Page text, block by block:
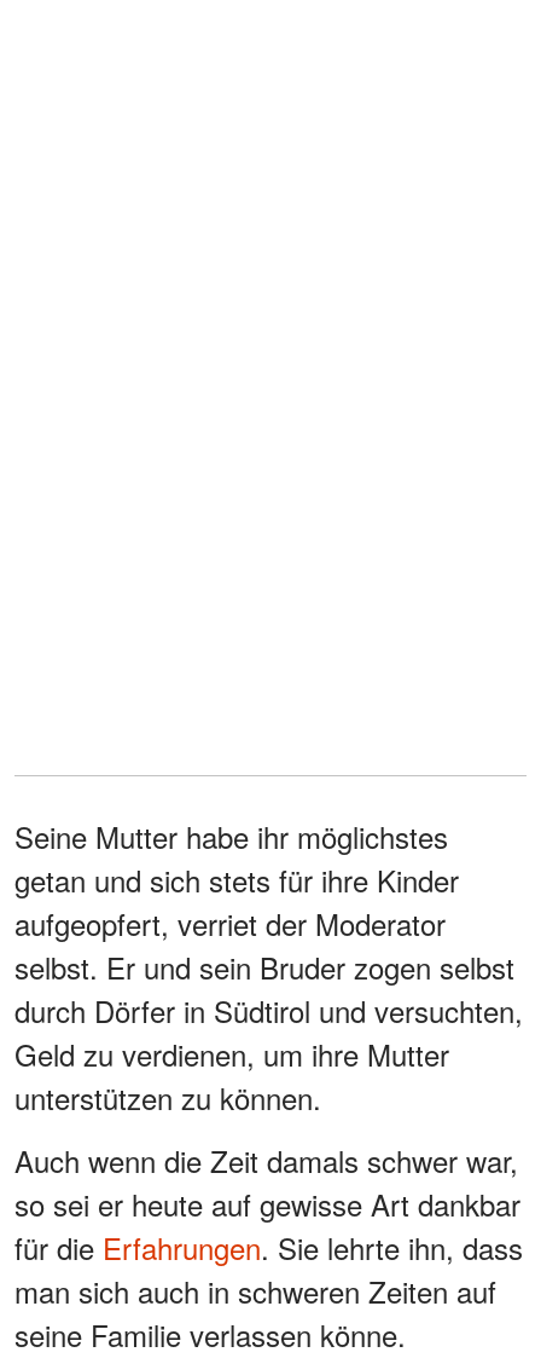
Seine Mutter habe ihr möglichstes
getan und sich stets für ihre Kinder
aufgeopfert, verriet der Moderator
selbst. Er und sein Bruder zogen selbst
durch Dörfer in Südtirol und versuchten,
Geld zu verdienen, um ihre Mutter
unterstützen zu können.
Auch wenn die Zeit damals schwer war,
so sei er heute auf gewisse Art dankbar
für die Erfahrungen. Sie lehrte ihn, dass
man sich auch in schweren Zeiten auf
seine Familie verlassen könne.